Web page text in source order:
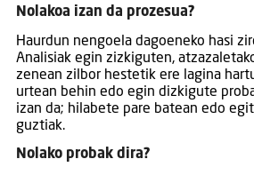
Nolakoa izan da prozesua?
Haurdun nengoela dagoeneko hasi
Analisiak egin zizkiguten,
zenean zilbor hestetik ere lagina
urtean behin edo egin dizkigute
izan da; hilabete pare batean edo
guztiak.
Nolako probak dira?